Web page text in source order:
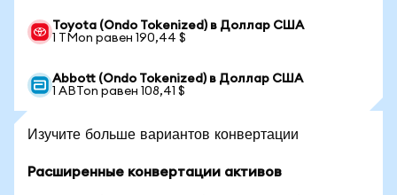
Toyota (Ondo Tokenized) в Доллар США
1 TMon равен 190,44 $
Abbott (Ondo Tokenized) в Доллар США
1 ABTon равен 108,41 $
Изучите больше вариантов конвертации
Расширенные конвертации активов